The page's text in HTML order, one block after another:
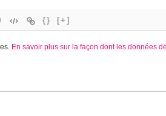
{} [+]
En savoir plus sur la façon dont les données